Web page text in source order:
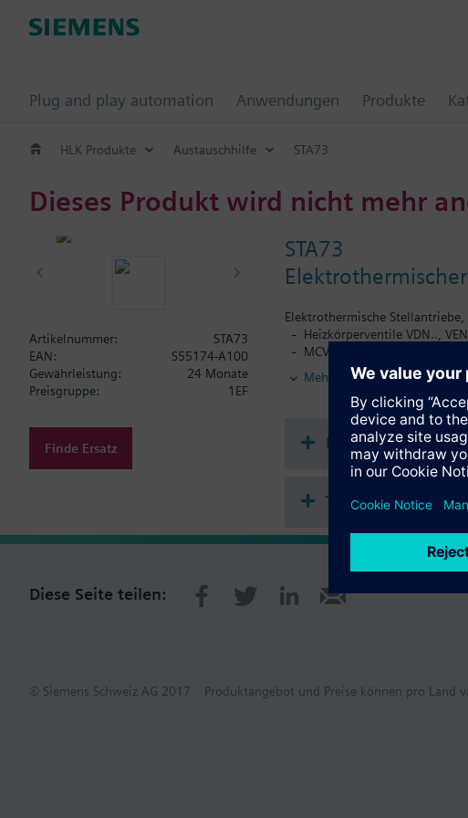
Plug and play automation Anwendungen Produkte
HLK Produkte Austauschhilfe STA73
Dieses Produkt wird nicht mehr
STA73
Elektrothermischer
Elektrothermische
Heizkörperventile VDN..,
MCV MiniCombiVentile VPD..,
Kleinventile VD1..CLC..
Zonenventile V..I46..
Kombiventile VPP46..,
Ventile anderer Hersteller
Stellantriebe ohne
Anschlusskabel mit LED-
Mehr
Artikelnummer:
STA73
EAN:
S55174-A100
Gewährleistung:
24 Monate
Preisgruppe:
1EF
Finde Ersatz Dokumente
Technische Daten
Diese Seite teilen:
© Siemens Schweiz AG 2017 Produktangebot und Preise können pro Land